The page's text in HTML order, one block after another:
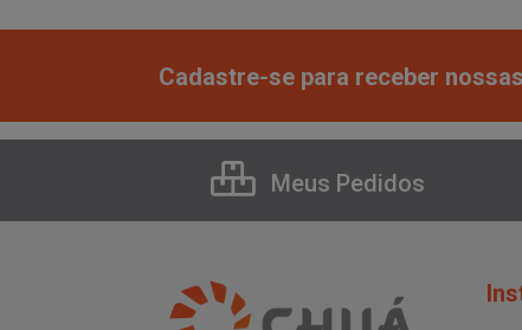
Cadastre-se para receber
Meus Pedidos